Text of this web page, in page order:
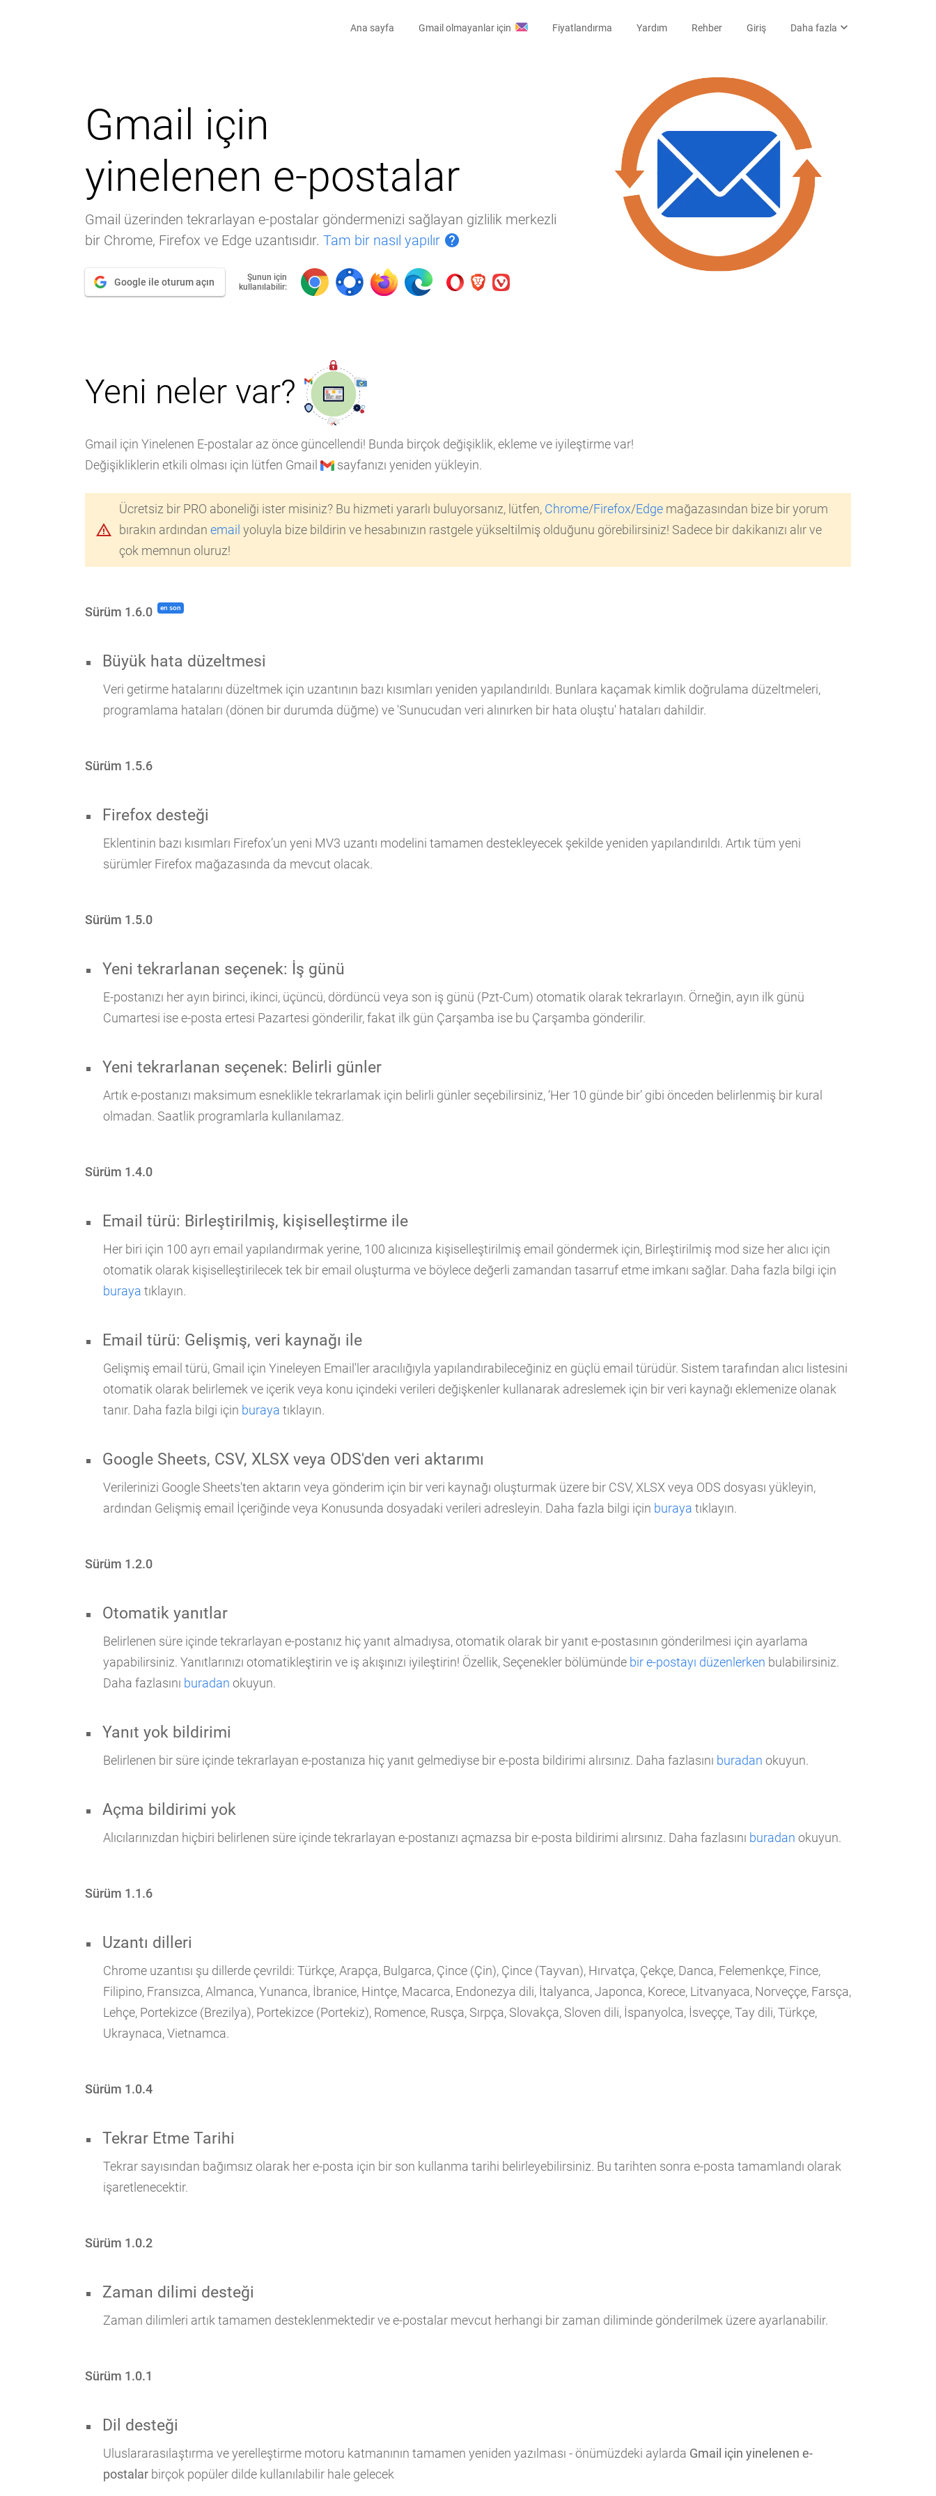
Ana sayfa Gmail olmayanlar için Fiyatlandırma Yardım Rehber Giriş Daha fazla expand_more
Gmail için
yinelenen e-postalar
Gmail üzerinden tekrarlayan e-postalar göndermenizi sağlayan gizlilik merkezli
bir Chrome, Firefox ve Edge uzantısıdır. Tam bir nasıl yapılır help
Google ile oturum açın
Şunun için
kullanılabilir:
Yeni neler var?
Gmail için Yinelenen E-postalar az önce güncellendi! Bunda birçok değişiklik, ekleme ve iyileştirme var!
Değişikliklerin etkili olması için lütfen Gmail
sayfanızı yeniden yükleyin.
warning_amber
Ücretsiz bir PRO aboneliği ister misiniz? Bu hizmeti yararlı buluyorsanız, lütfen, Chrome/Firefox/Edge mağazasından bize bir yorum
bırakın ardından email yoluyla bize bildirin ve hesabınızın rastgele yükseltilmiş olduğunu görebilirsiniz! Sadece bir dakikanızı alır ve
çok memnun oluruz!
Sürüm 1.6.0 en son
Büyük hata düzeltmesi
Veri getirme hatalarını düzeltmek için uzantının bazı kısımları yeniden yapılandırıldı. Bunlara kaçamak kimlik doğrulama düzeltmeleri,
programlama hataları (dönen bir durumda düğme) ve 'Sunucudan veri alınırken bir hata oluştu' hataları dahildir.
Sürüm 1.5.6
Firefox desteği
Eklentinin bazı kısımları Firefox’un yeni MV3 uzantı modelini tamamen destekleyecek şekilde yeniden yapılandırıldı. Artık tüm yeni
sürümler Firefox mağazasında da mevcut olacak.
Sürüm 1.5.0
Yeni tekrarlanan seçenek: İş günü
E-postanızı her ayın birinci, ikinci, üçüncü, dördüncü veya son iş günü (Pzt-Cum) otomatik olarak tekrarlayın. Örneğin, ayın ilk günü
Cumartesi ise e-posta ertesi Pazartesi gönderilir, fakat ilk gün Çarşamba ise bu Çarşamba gönderilir.
Yeni tekrarlanan seçenek: Belirli günler
Artık e-postanızı maksimum esneklikle tekrarlamak için belirli günler seçebilirsiniz, ‘Her 10 günde bir’ gibi önceden belirlenmiş bir kural
olmadan. Saatlik programlarla kullanılamaz.
Sürüm 1.4.0
Email türü: Birleştirilmiş, kişiselleştirme ile
Her biri için 100 ayrı email yapılandırmak yerine, 100 alıcınıza kişiselleştirilmiş email göndermek için, Birleştirilmiş mod size her alıcı için
otomatik olarak kişiselleştirilecek tek bir email oluşturma ve böylece değerli zamandan tasarruf etme imkanı sağlar. Daha fazla bilgi için
buraya tıklayın.
Email türü: Gelişmiş, veri kaynağı ile
Gelişmiş email türü, Gmail için Yineleyen Email'ler aracılığıyla yapılandırabileceğiniz en güçlü email türüdür. Sistem tarafından alıcı listesini
otomatik olarak belirlemek ve içerik veya konu içindeki verileri değişkenler kullanarak adreslemek için bir veri kaynağı eklemenize olanak
tanır. Daha fazla bilgi için buraya tıklayın.
Google Sheets, CSV, XLSX veya ODS'den veri aktarımı
Verilerinizi Google Sheets'ten aktarın veya gönderim için bir veri kaynağı oluşturmak üzere bir CSV, XLSX veya ODS dosyası yükleyin,
ardından Gelişmiş email İçeriğinde veya Konusunda dosyadaki verileri adresleyin. Daha fazla bilgi için buraya tıklayın.
Sürüm 1.2.0
Otomatik yanıtlar
Belirlenen süre içinde tekrarlayan e-postanız hiç yanıt almadıysa, otomatik olarak bir yanıt e-postasının gönderilmesi için ayarlama
yapabilirsiniz. Yanıtlarınızı otomatikleştirin ve iş akışınızı iyileştirin! Özellik, Seçenekler bölümünde bir e-postayı düzenlerken bulabilirsiniz.
Daha fazlasını buradan okuyun.
Yanıt yok bildirimi
Belirlenen bir süre içinde tekrarlayan e-postanıza hiç yanıt gelmediyse bir e-posta bildirimi alırsınız. Daha fazlasını buradan okuyun.
Açma bildirimi yok
Alıcılarınızdan hiçbiri belirlenen süre içinde tekrarlayan e-postanızı açmazsa bir e-posta bildirimi alırsınız. Daha fazlasını buradan okuyun.
Sürüm 1.1.6
Uzantı dilleri
Chrome uzantısı şu dillerde çevrildi: Türkçe, Arapça, Bulgarca, Çince (Çin), Çince (Tayvan), Hırvatça, Çekçe, Danca, Felemenkçe, Fince,
Filipino, Fransızca, Almanca, Yunanca, İbranice, Hintçe, Macarca, Endonezya dili, İtalyanca, Japonca, Korece, Litvanyaca, Norveççe, Farsça,
Lehçe, Portekizce (Brezilya), Portekizce (Portekiz), Romence, Rusça, Sırpça, Slovakça, Sloven dili, İspanyolca, İsveççe, Tay dili, Türkçe,
Ukraynaca, Vietnamca.
Sürüm 1.0.4
Tekrar Etme Tarihi
Tekrar sayısından bağımsız olarak her e-posta için bir son kullanma tarihi belirleyebilirsiniz. Bu tarihten sonra e-posta tamamlandı olarak
işaretlenecektir.
Sürüm 1.0.2
Zaman dilimi desteği
Zaman dilimleri artık tamamen desteklenmektedir ve e-postalar mevcut herhangi bir zaman diliminde gönderilmek üzere ayarlanabilir.
Sürüm 1.0.1
Dil desteği
Uluslararasılaştırma ve yerelleştirme motoru katmanının tamamen yeniden yazılması - önümüzdeki aylarda Gmail için yinelenen e-
postalar birçok popüler dilde kullanılabilir hale gelecek